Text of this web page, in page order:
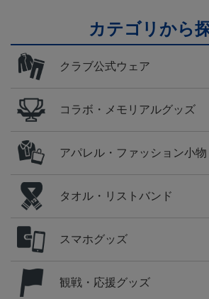
カテゴリから
クラブ公式ウェア
コラボ・メモリアルグッズ
アパレル・ファッション小物
タオル・リストバンド
スマホグッズ
観戦・応援グッズ